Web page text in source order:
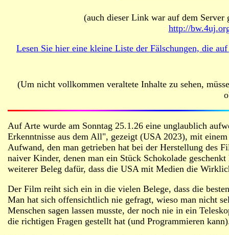
(auch dieser Link war auf dem
http://
Lesen Sie hier eine kleine Liste der Fälschungen, die
(Um nicht vollkommen veraltete Inhalte zu sehen,
Auf Arte wurde am Sonntag 25.1.26 eine unglaublich
Erkenntnisse aus dem All", gezeigt (USA 2023), mit einem
Aufwand, den man getrieben hat bei der Herstellung des
naiver Kinder, denen man ein Stück Schokolade
weiterer Beleg dafür, dass die USA mit Medien die
Der Film reiht sich ein in die vielen Belege, dass die
Man hat sich offensichtlich nie gefragt, wieso man nicht
Menschen sagen lassen musste, der noch nie in ein
die richtigen Fragen gestellt hat (und Programmieren